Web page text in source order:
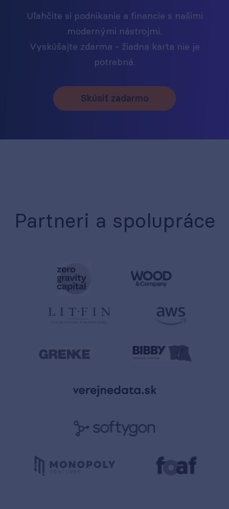
Uľahčite si podnikanie a financie s našimi
modernými nástrojmi.
Vyskúšajte zdarma - žiadna karta nie je
potrebná.
Skúsiť zadarmo
Partneri a spolupráce